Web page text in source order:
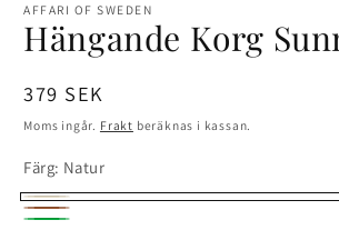
AFFARI OF SWEDEN
Hängande Korg
Ordinarie
pris
379 SEK
Moms ingår. Frakt beräknas i kassan.
Färg: Natur
Natur
Brun